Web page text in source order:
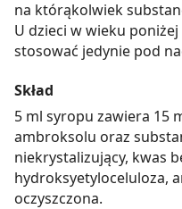
na którąkolwiek
U dzieci w wieku
stosować jedynie pod
Skład
5 ml syropu zawiera 15
ambroksolu oraz
niekrystalizujący, kwas
hydroksyetyloceluloza,
oczyszczona.